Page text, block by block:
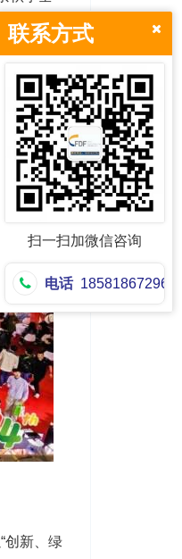
创新、绿
联系方式
扫一扫加微信咨询
电话 18581867296